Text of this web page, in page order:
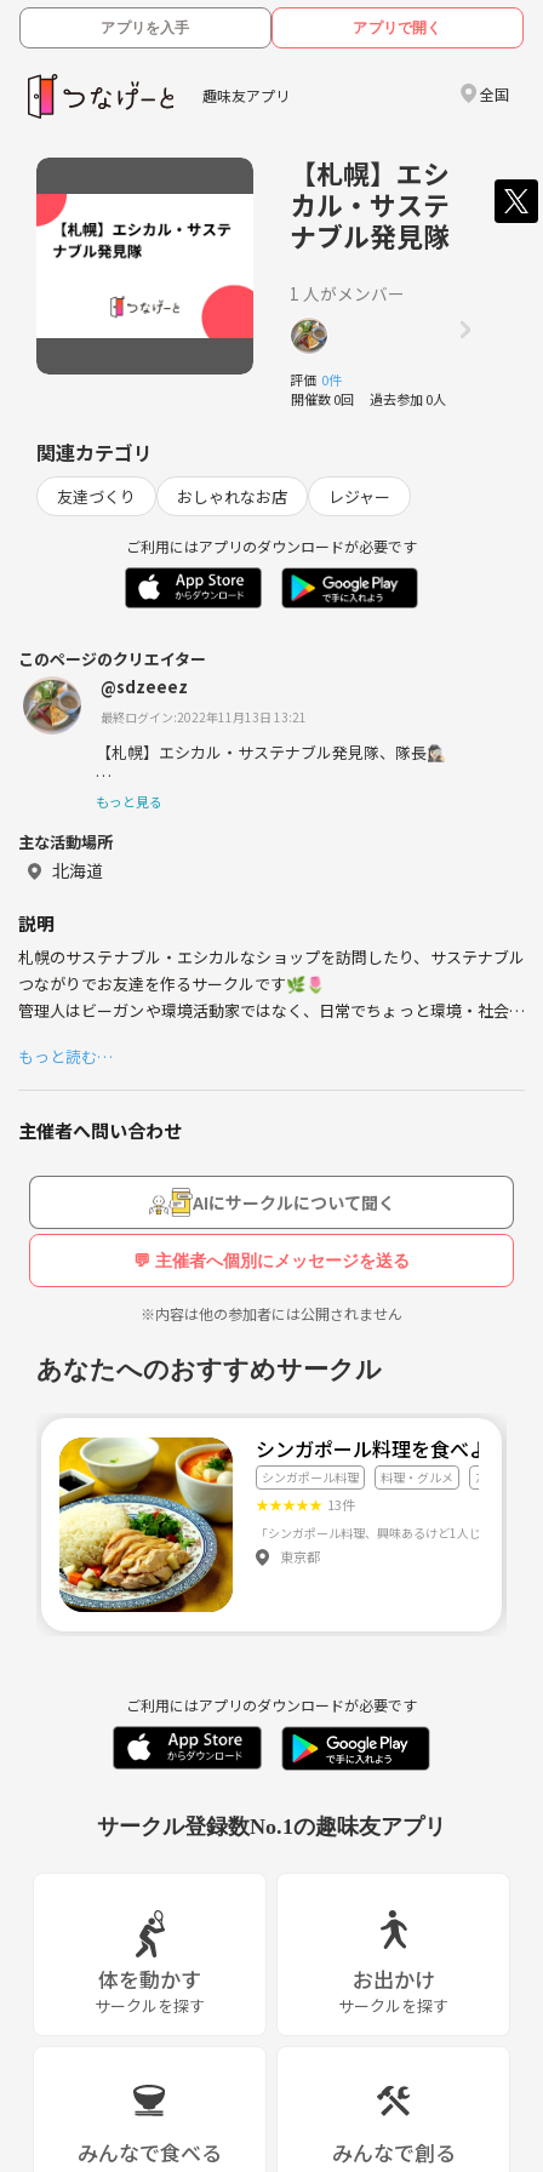
アプリを入手 アプリで開く
趣味友アプリ 全国
【札幌】エシ
カル・サステ
ナブル発見隊
1 人がメンバー
評価 0件
開催数 0回 過去参加 0人
関連カテゴリ
友達づくり おしゃれなお店 レジャー
ご利用にはアプリのダウンロードが必要です
このページのクリエイター
@sdzeeez
最終ログイン:2022年11月13日 13:21
【札幌】エシカル・サステナブル発見隊、隊長🕵🏻‍♀️
「お買いもの」という行為が好きで、その楽しさを突き詰
に奥深いストーリーのあるサステナブル・エシカル商品が
好きになっていました。
す。
【属性】基本的には雑食です😌ビーガン食も喜んでいた
仕事はIT系のフルリモート。若くもないけどおばさんでも
ない年代ですが、老若男女いとわず、コミュニケーション
もっと見る
主な活動場所
北海道
説明
札幌のサステナブル・エシカルなショップを訪問したり、サステナブル
つながりでお友達を作るサークルです🌿🌷
管理人はビーガンや環境活動家ではなく、日常でちょっと環境・社会に
1人だと気が引けるレストランやショップに一緒に遊びに行きませんか
☺️
もっと読む…
主催者へ問い合わせ
AIにサークルについて聞く
💬 主催者へ個別にメッセージを送る
※内容は他の参加者には公開されません
あなたへのおすすめサークル
シンガポール料理を食べようサ
シンガポール料理 料理・グルメ 友達づくり
★★★★★ 13件
「シンガポール料理、興味あるけど1人じゃ行け
東京都
ご利用にはアプリのダウンロードが必要です
サークル登録数No.1の趣味友アプリ
体を動かす
サークルを探す
お出かけ
サークルを探す
みんなで食べる みんなで創る